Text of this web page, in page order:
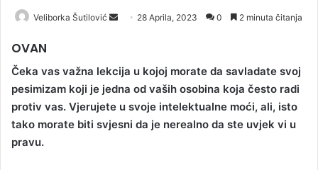
Veliborka Šutilović
d
a
n
28 Aprila, 2023 0 2 minuta čitanja
OVAN
Čeka vas važna lekcija u kojoj morate da savladate svoj
pesimizam koji je jedna od vaših osobina koja često radi
protiv vas. Vjerujete u svoje intelektualne moći, ali, isto
tako morate biti svjesni da je nerealno da ste uvjek vi u
pravu.